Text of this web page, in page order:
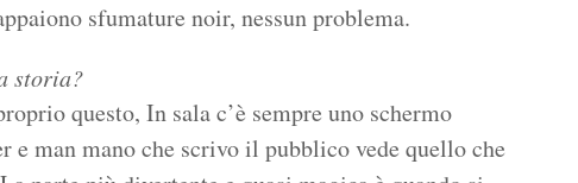
sfumature noir, nessun problema.
storia?
questo, In sala c’è sempre uno schermo
man mano che scrivo il pubblico vede quello che